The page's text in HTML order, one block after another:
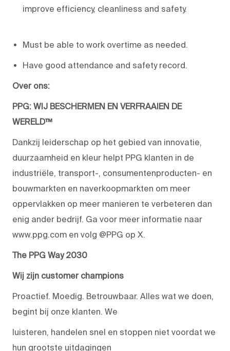
improve efficiency, cleanliness and safety.
Must be able to work overtime as needed.
Have good attendance and safety record.
Over ons:
PPG: WIJ BESCHERMEN EN VERFRAAIEN DE
WERELD™
Dankzij leiderschap op het gebied van innovatie,
duurzaamheid en kleur helpt PPG klanten in de
industriële, transport-, consumentenproducten- en
bouwmarkten en naverkoopmarkten om meer
oppervlakken op meer manieren te verbeteren dan
enig ander bedrijf. Ga voor meer informatie naar
www.ppg.com en volg @PPG op X.
The PPG Way 2030
Wij zijn customer champions
Proactief. Moedig. Betrouwbaar. Alles wat we doen,
begint bij onze klanten. We
luisteren, handelen snel en stoppen niet voordat we
hun grootste uitdagingen